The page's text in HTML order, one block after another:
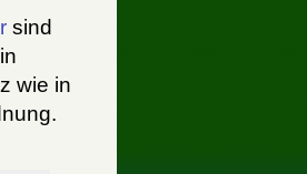
sind
wie in